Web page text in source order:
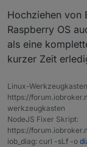
Swap:
Total:
Active iob-
ioBroker Core:
ioBroker
Hochziehen von
Raspberry OS
als eine
kurzer Zeit
Linux-
https://
werkzeugkasten
NodeJS Fixer Skript:
https://
iob_diag: curl -sLf -o